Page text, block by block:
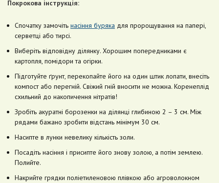
Покрокова інструкція:
Спочатку замочіть насіння буряка для пророщування на папері,
серветці або тирсі.
Виберіть відповідну ділянку. Хорошим попередниками є
картопля, помідори та огірки.
Підготуйте ґрунт, перекопайте його на один штик лопати, внесіть
компост або перегній. Свіжий гній вносити не можна. Коренеплід
схильний до накопичення нітратів!
Зробіть акуратні борозенки на ділянці глибиною 2 – 3 см. Між
рядами бажано зробити відстань мінімум 30 см.
Насипте в лунки невелику кількість золи.
Посадіть насіння і присипте його знову золою, а потім землею.
Полийте.
Накрийте грядки поліетиленовою плівкою або агроволокном